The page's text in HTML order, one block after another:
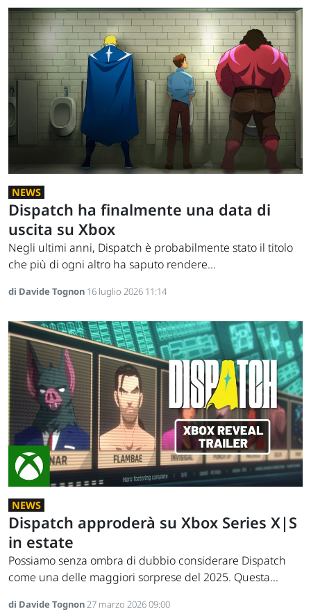
NEWS
Dispatch ha finalmente una data di
uscita su Xbox
Negli ultimi anni, Dispatch è probabilmente stato il titolo
che più di ogni altro ha saputo rendere...
di Davide Tognon 16 luglio 2026 11:14
NEWS
Dispatch approderà su Xbox Series X|S
in estate
Possiamo senza ombra di dubbio considerare Dispatch
come una delle maggiori sorprese del 2025. Questa...
di Davide Tognon27 marzo 2026 09:00